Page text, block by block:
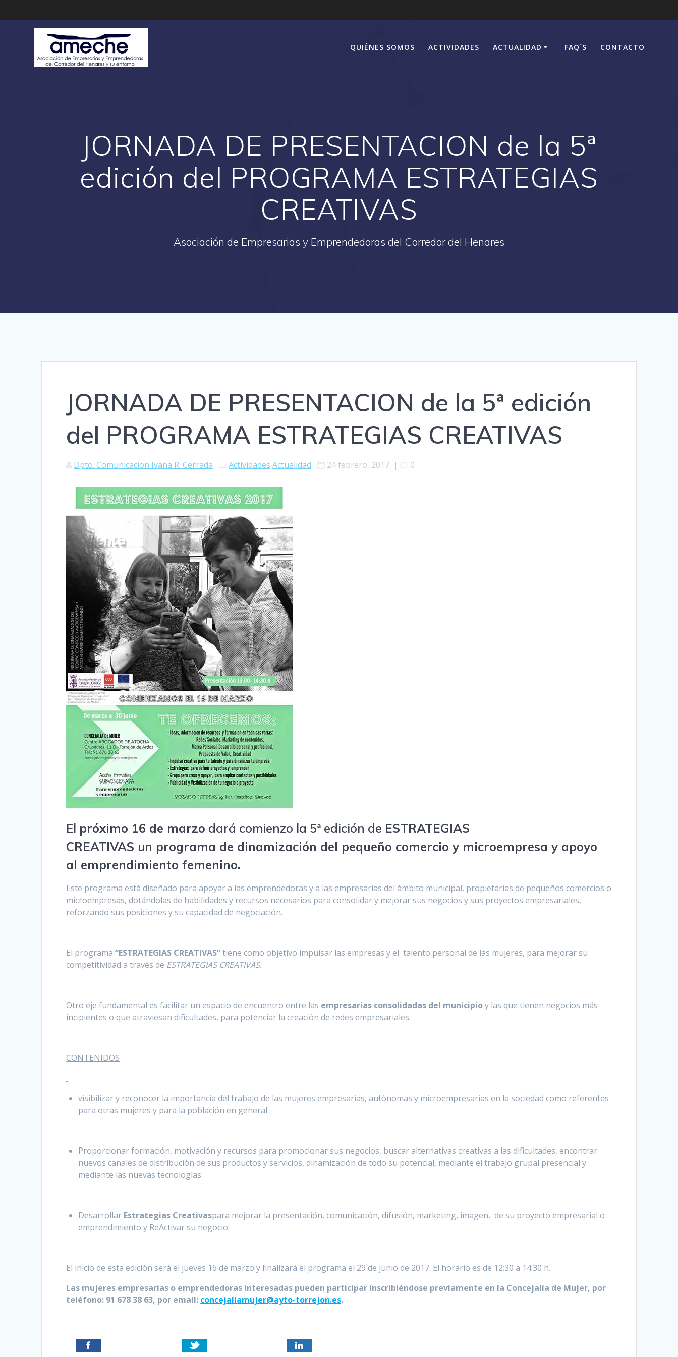
al
contenido
QUIÉNES SOMOS ACTIVIDADES ACTUALIDAD FAQ´S CONTACTO
JORNADA DE PRESENTACION de la 5ª
edición del PROGRAMA ESTRATEGIAS
CREATIVAS
Asociación de Empresarias y Emprendedoras del Corredor del Henares
JORNADA DE PRESENTACION de la 5ª edición
del PROGRAMA ESTRATEGIAS CREATIVAS
Dpto. Comunicacion Ivana R. Cerrada Actividades Actualidad 24 febrero, 2017 | 0
El próximo 16 de marzo dará comienzo la 5ª edición de ESTRATEGIAS
CREATIVAS un programa de dinamización del pequeño comercio y microempresa y apoyo
al emprendimiento femenino.
Este programa está diseñado para apoyar a las emprendedoras y a las empresarias del ámbito municipal, propietarias de pequeños comercios o
microempresas, dotándolas de habilidades y recursos necesarios para consolidar y mejorar sus negocios y sus proyectos empresariales,
reforzando sus posiciones y su capacidad de negociación.
El programa“ESTRATEGIAS CREATIVAS”tiene como objetivo impulsar las empresas y el talento personal de las mujeres, para mejorar su
competitividad a través de ESTRATEGIAS CREATIVAS.
Otro eje fundamental es facilitar un espacio de encuentro entre las empresarias consolidadas del municipioy las que tienen negocios más
incipientes o que atraviesan dificultades, para potenciar la creación de redes empresariales.
CONTENIDOS
visibilizar y reconocer la importancia del trabajo de las mujeres empresarias, autónomas y microempresarias en la sociedad como referentes
para otras mujeres y para la población en general.
Proporcionar formación, motivación y recursos para promocionar sus negocios, buscar alternativas creativas a las dificultades, encontrar
nuevos canales de distribución de sus productos y servicios, dinamización de todo su potencial, mediante el trabajo grupal presencial y
mediante las nuevas tecnologías.
Desarrollar Estrategias Creativaspara mejorar la presentación, comunicación, difusión, marketing, imagen, de su proyecto empresarial o
emprendimiento y ReActivar su negocio.
El inicio de esta edición será el jueves 16 de marzo y finalizará el programa el 29 de junio de 2017. El horario es de 12:30 a 14:30 h.
Las mujeres empresarias o emprendedoras interesadas pueden participar inscribiéndose previamente en la Concejalía de Mujer, por
teléfono: 91 678 38 63, por email: concejaliamujer@ayto-torrejon.es.